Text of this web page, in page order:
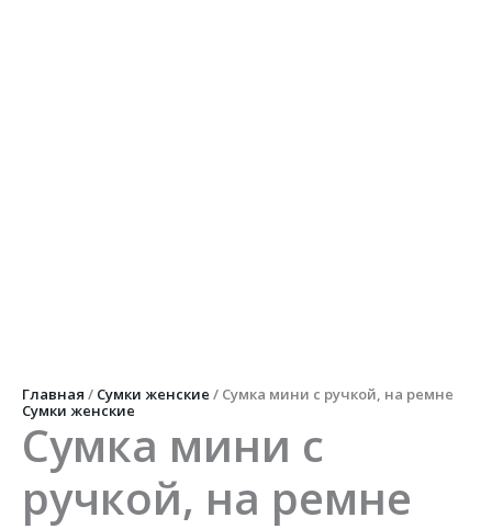
Главная / Сумки женские / Сумка мини с ручкой, на ремне
Сумки женские
Сумка мини с
ручкой, на ремне